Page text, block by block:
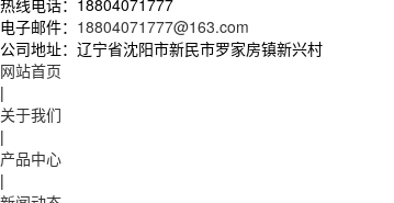
电子邮件： 18804071777@163.com
公司地址： 辽宁省沈阳市新民市罗家房镇新兴村
网站首页
|
关于我们
|
产品中心
|